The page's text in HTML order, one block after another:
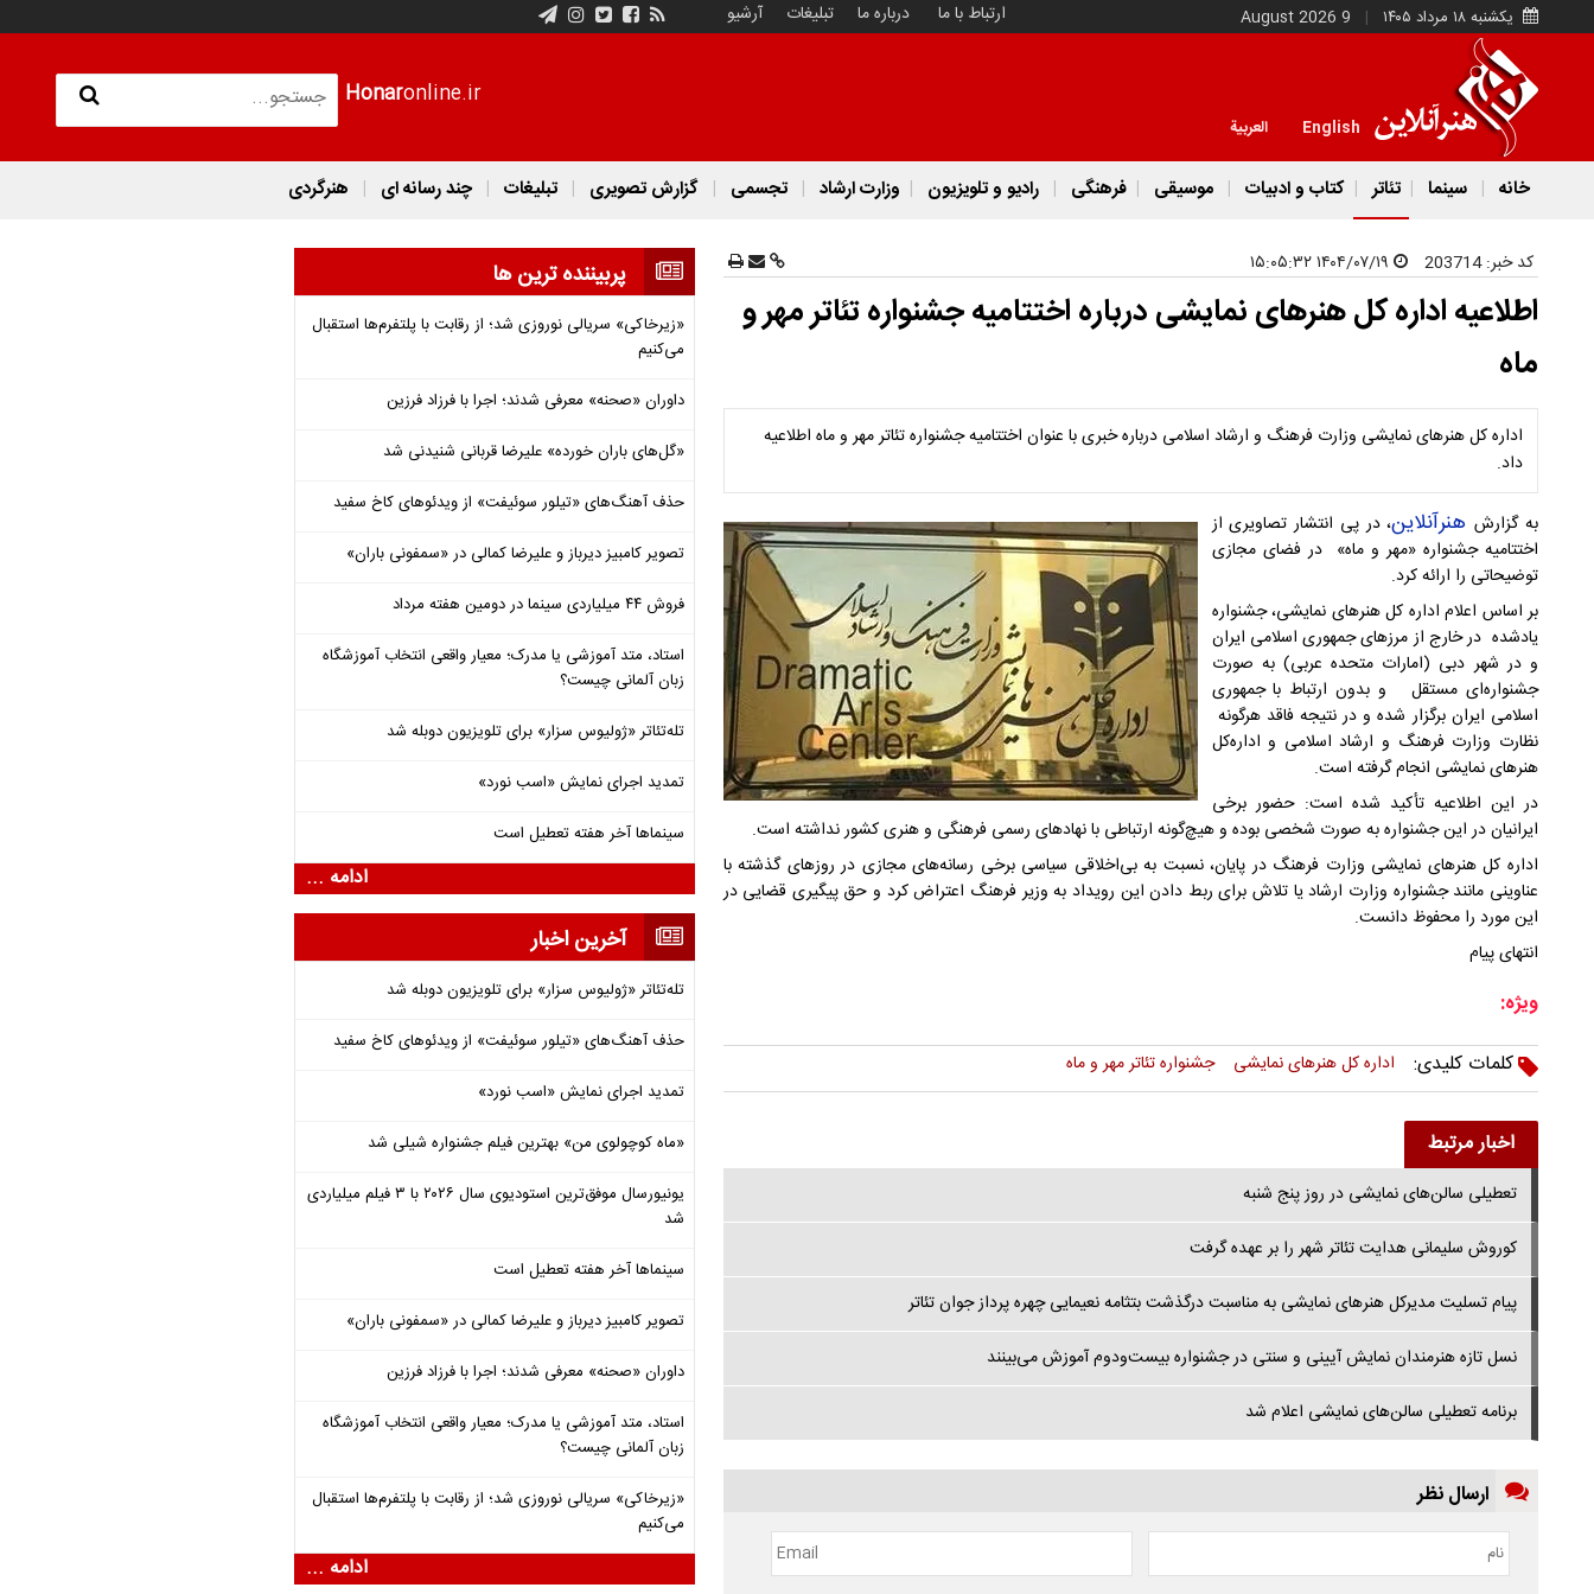
یکشنبه ۱۸ مرداد ۱۴۰۵ 9 August 2026 ارتباط با ما درباره ما تبلیغات آرشیو
Honaronline.ir
English العربية
خانه سینما تئاتر کتاب و ادبیات موسیقی فرهنگی رادیو و تلویزیون وزارت ارشاد تجسمی گزارش تصویری تبلیغات چند رسانه ای هنرگردی
کد خبر:203714
اطلاعیه اداره کل هنرهای نمایشی درباره اختتامیه جشنواره تئاتر مهر و
ماه
اداره کل هنرهای نمایشی وزارت فرهنگ و ارشاد اسلامی درباره خبری با عنوان اختتامیه جشنواره تئاتر مهر و ماه اطلاعیه
داد.
به گزارشهنرآنلاین، در پی انتشار تصاویری از
اختتامیه جشنواره «مهر و ماه» در فضای مجازی
توضیحاتی را ارائه کرد.
بر اساس اعلام اداره کل هنرهای نمایشی، جشنواره
یادشده در خارج از مرزهای جمهوری اسلامی ایران
و در شهر دبی (امارات متحده عربی) به صورت
جشنواره‌‌ای مستقل و بدون ارتباط با جمهوری
اسلامی ایران برگزار شده و در نتیجه فاقد هرگونه
نظارت وزارت فرهنگ و ارشاد اسلامی و اداره‌کل
هنرهای نمایشی انجام گرفته است.
در این اطلاعیه تأکید شده است: حضور برخی
ایرانیان در این جشنواره به صورت شخصی بوده و هیچ‌گونه ارتباطی با نهادهای رسمی فرهنگی و هنری کشور نداشته است.
اداره کل هنرهای نمایشی وزارت فرهنگ در پایان، نسبت به بی‌اخلاقی سیاسی برخی رسانه‌های مجازی در روزهای گذشته با
عناوینی مانند جشنواره وزارت ارشاد یا تلاش برای ربط دادن این رویداد به وزیر فرهنگ اعتراض کرد و حق پیگیری قضایی در
این مورد را محفوظ دانست.
انتهای پیام
ویژه:
کلمات کلیدی:
اداره کل هنرهای نمایشی جشنواره تئاتر مهر و ماه
اخبار مرتبط
تعطیلی سالن‌های نمایشی در روز پنج شنبه
کوروش سلیمانی هدایت تئاتر شهر را بر عهده گرفت
پیام تسلیت مدیرکل هنرهای نمایشی به مناسبت درگذشت بتثامه نعیمایی چهره پرداز جوان تئاتر
نسل تازه هنرمندان نمایش آیینی و سنتی در جشنواره بیست‌ودوم آموزش می‌بینند
برنامه تعطیلی سالن‌های نمایشی اعلام شد
ارسال نظر
پربیننده ترین ها
«زیرخاکی» سریالی نوروزی شد؛ از رقابت با پلتفرم‌ها استقبال
می‌کنیم
داوران «صحنه» معرفی شدند؛ اجرا با فرزاد فرزین
«گل‌های باران خورده» علیرضا قربانی شنیدنی شد
حذف آهنگ‌های «تیلور سوئیفت» از ویدئوهای کاخ سفید
تصویر کامبیز دیرباز و علیرضا کمالی در «سمفونی باران»
فروش ۴۴ میلیاردی سینما در دومین هفته‌ مرداد
استاد، متد آموزشی یا مدرک؛ معیار واقعی انتخاب آموزشگاه
زبان آلمانی چیست؟
تله‌تئاتر «ژولیوس سزار» برای تلویزیون دوبله شد
تمدید اجرای نمایش «اسب نورد»
سینماها آخر هفته تعطیل است
ادامه ...
آخرین اخبار
تله‌تئاتر «ژولیوس سزار» برای تلویزیون دوبله شد
حذف آهنگ‌های «تیلور سوئیفت» از ویدئوهای کاخ سفید
تمدید اجرای نمایش «اسب نورد»
«ماه کوچولوی من» بهترین فیلم جشنواره شیلی شد
یونیورسال موفق‌ترین استودیوی سال ۲۰۲۶ با ۳ فیلم میلیاردی
شد
سینماها آخر هفته تعطیل است
تصویر کامبیز دیرباز و علیرضا کمالی در «سمفونی باران»
داوران «صحنه» معرفی شدند؛ اجرا با فرزاد فرزین
استاد، متد آموزشی یا مدرک؛ معیار واقعی انتخاب آموزشگاه
زبان آلمانی چیست؟
«زیرخاکی» سریالی نوروزی شد؛ از رقابت با پلتفرم‌ها استقبال
می‌کنیم
ادامه ...